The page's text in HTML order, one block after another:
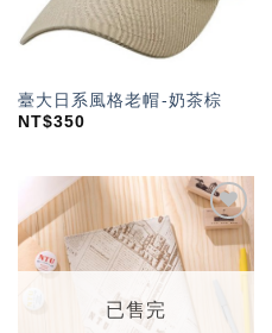
臺大日系風格老帽-奶茶棕
NT$350
加入
「願
望輕
已售完